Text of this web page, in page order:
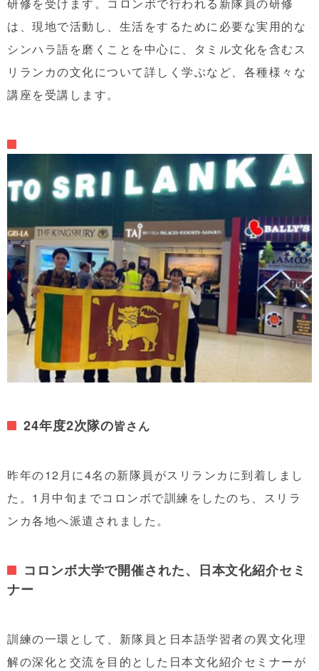
研修を受けます。 コロンボで行われる新隊員の研修
は、現地で活動し、 生活をするために必要な実用的な
シンハラ語を磨くことを中心に、
タミル文化を含むス
リランカの文化について詳しく学ぶなど、各種様々な
講座を受講します。
24年度2次隊の皆さん
昨年の12月に4名の新隊員がスリランカに到着しまし
た。1月 中旬 までコロンボで訓練をしたのち、スリラ
ンカ各地へ派遣されました。
コロンボ大学で開催された、日本文化紹介セミ
ナー
訓練の一環として、新隊員と 日本語学習者の異文化理
解の深化と交流を目的とした日本文化紹介セミナーが